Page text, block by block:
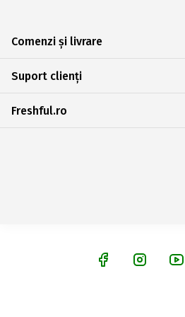
Comenzi și livrare
Suport clienți
Freshful.ro